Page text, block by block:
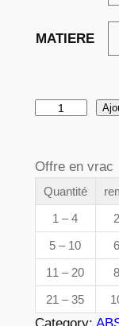
MATIERE
n
t
0
Offre en vrac
Quantité
1 – 4
5 – 10
11 – 20
21 – 35
Category: